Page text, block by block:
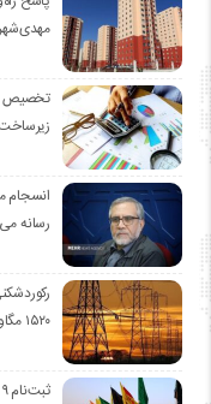
مهدی‌شهر
انسجام
رسانه
۱۵۲۰ مگاواتی با «قرار همدلی» مردم